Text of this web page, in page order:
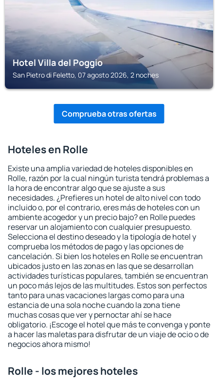
Hotel Villa del Poggio
San Pietro di Feletto, 07 agosto 2026, 2 noches
Comprueba otras ofertas
Hoteles en Rolle
Existe una amplia variedad de hoteles disponibles en
Rolle, razón por la cual ningún turista tendrá problemas a
la hora de encontrar algo que se ajuste a sus
necesidades. ¿Prefieres un hotel de alto nivel con todo
incluido o, por el contrario, eres más de hoteles con un
ambiente acogedor y un precio bajo? en Rolle puedes
reservar un alojamiento con cualquier presupuesto.
Selecciona el destino deseado y la tipología de hotel y
comprueba los métodos de pago y las opciones de
cancelación. Si bien los hoteles en Rolle se encuentran
ubicados justo en las zonas en las que se desarrollan
actividades turísticas populares, también se encuentran
un poco más lejos de las multitudes. Estos son perfectos
tanto para unas vacaciones largas como para una
estancia de una sola noche cuando la zona tiene
muchas cosas que ver y pernoctar ahí se hace
obligatorio. ¡Escoge el hotel que más te convenga y ponte
a hacer las maletas para disfrutar de un viaje de ocio o de
negocios ahora mismo!
Rolle - los mejores hoteles